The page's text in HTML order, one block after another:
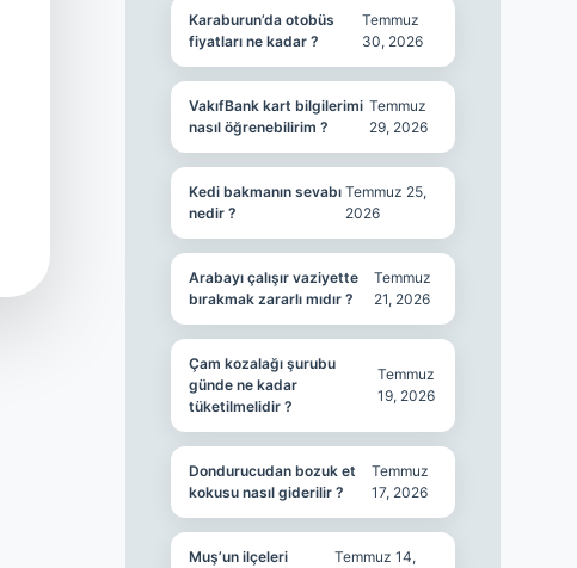
Karaburun’da otobüs
fiyatları ne kadar ?
Temmuz
30, 2026
VakıfBank kart bilgilerimi
nasıl öğrenebilirim ?
Temmuz
29, 2026
Kedi bakmanın sevabı
nedir ?
Temmuz 25,
2026
Arabayı çalışır vaziyette
bırakmak zararlı mıdır ?
Temmuz
21, 2026
Çam kozalağı şurubu
günde ne kadar
tüketilmelidir ?
Temmuz
19, 2026
Dondurucudan bozuk et
kokusu nasıl giderilir ?
Temmuz
17, 2026
Muş’un ilçeleri
Temmuz 14,